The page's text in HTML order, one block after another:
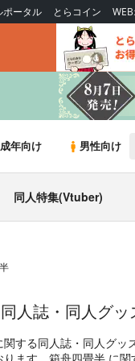
ポータル とらコイン
成年向け 男性向け
同人特集(Vtuber)
人誌・同人グッ
関する同人誌・同人グッ
ます。箱舟四畳半 に